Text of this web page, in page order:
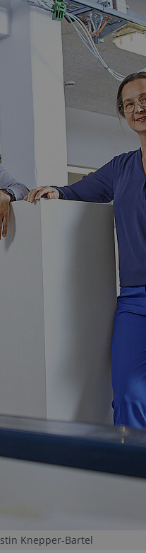
Knepper-Bartel